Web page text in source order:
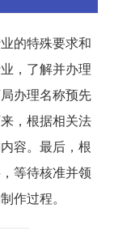
的特殊要求和
，了解并办理
办理名称预先
，根据相关法
容。最后，根
等待核准并领
作过程。